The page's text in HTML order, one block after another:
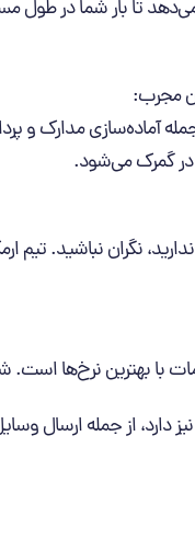
تا بار شما در طول
مجرب:
جمله آماده‌سازی مدارک
در گمرک می‌شود.
نگران نباشید.
با بهترین نرخ‌ها
نیز دارد، از جمله ارسال